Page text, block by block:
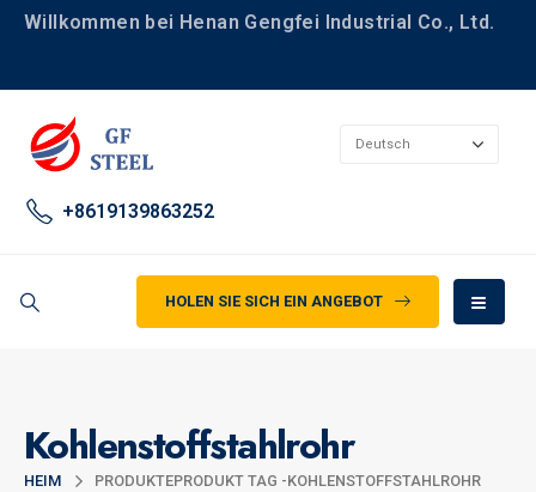
Willkommen bei Henan Gengfei Industrial Co., Ltd.
+8619139863252
HOLEN SIE SICH EIN ANGEBOT
Kohlenstoffstahlrohr
HEIM PRODUKTEPRODUKT TAG -KOHLENSTOFFSTAHLROHR